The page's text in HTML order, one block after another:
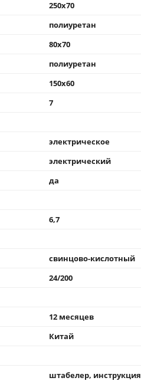
250x70
полиуретан
80x70
полиуретан
150x60
7
электрическое
электрический
да
6,7
свинцово-кислотный
24/200
12 месяцев
Китай
штабелер, инструкция